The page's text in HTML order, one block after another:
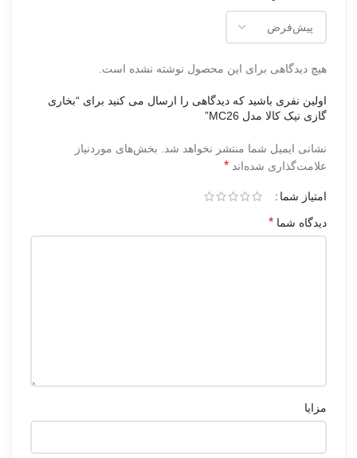
هیچ دیدگاهی برای این محصول نوشته نشده است.
اولین نفری باشید که دیدگاهی را ارسال می کنید برای “بخاری
گازی نیک کالا مدل MC26”
نشانی ایمیل شما منتشر نخواهد شد.
بخش‌های موردنیاز
علامت‌گذاری شده‌اند *
امتیاز شما
دیدگاه شما *
مزایا